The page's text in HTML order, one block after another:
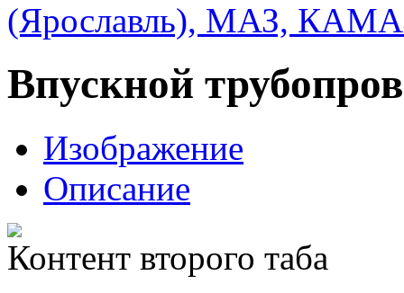
(Ярославль), МАЗ,
Впускной
Изображение
Описание
Контент второго таба